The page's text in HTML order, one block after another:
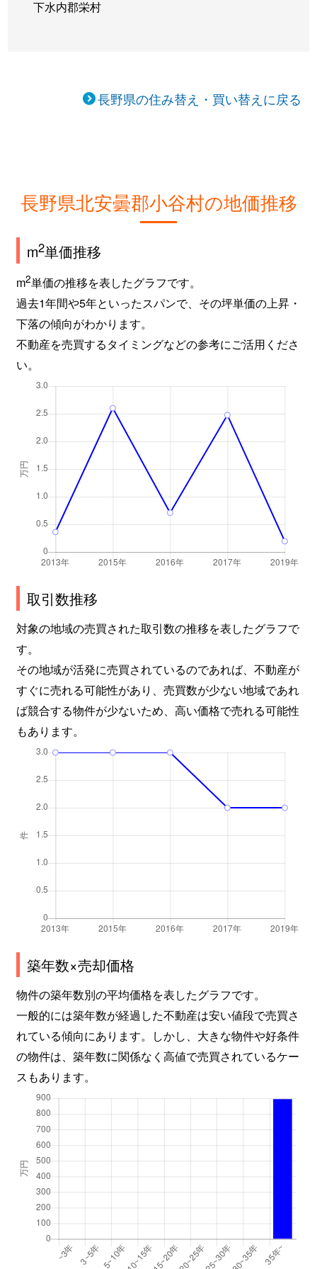
下水内郡栄村
長野県の住み替え・買い替えに戻る
長野県北安曇郡小谷村の地価推移
m2単価推移
m2単価の推移を表したグラフです。
過去1年間や5年といったスパンで、その坪単価の上昇・
下落の傾向がわかります。
不動産を売買するタイミングなどの参考にご活用くださ
い。
取引数推移
対象の地域の売買された取引数の推移を表したグラフで
す。
その地域が活発に売買されているのであれば、不動産が
すぐに売れる可能性があり、売買数が少ない地域であれ
ば競合する物件が少ないため、高い価格で売れる可能性
もあります。
築年数×売却価格
物件の築年数別の平均価格を表したグラフです。
一般的には築年数が経過した不動産は安い値段で売買さ
れている傾向にあります。しかし、大きな物件や好条件
の物件は、築年数に関係なく高値で売買されているケー
スもあります。